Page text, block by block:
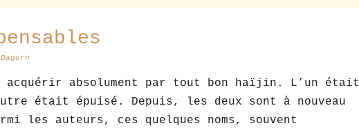
absolument par tout bon haïjin. L’un était
était épuisé. Depuis, les deux sont à nouveau
les auteurs, ces quelques noms, souvent